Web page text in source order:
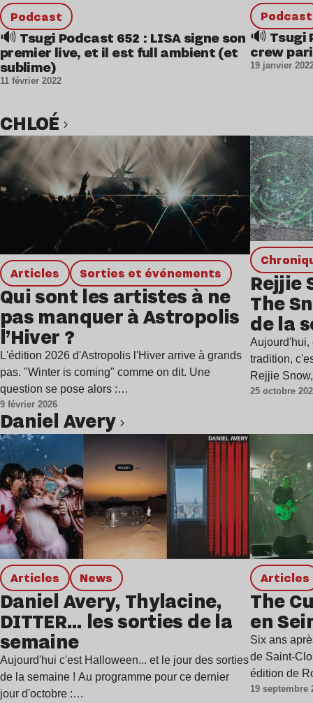
podcast
🔊 Tsugi Podcast 652 : LISA signe son
premier live, et il est full ambient (et
sublime)
11 février 2022
podcast
🔊 Tsugi
crew
19 janvier
CHLOÉ
Articles Sorties et événements
Qui sont les artistes à ne
pas manquer à Astropolis
l’Hiver ?
L'édition 2026 d'Astropolis l'Hiver arrive à grands
pas. "Winter is coming" comme on dit. Une
question se pose alors :…
9 février 2026
Rejjie
The
de la
Aujourd'hui,
tradition,
Rejjie
25 octobre
Lire l’article
Daniel Avery
Articles news
Daniel Avery, Thylacine,
DITTER… les sorties de la
semaine
Aujourd'hui c'est Halloween... et le jour des sorties
de la semaine ! Au programme pour ce dernier
jour d'octobre :…
Articles
The
en
Six ans
de Saint-
édition de
19 septembre
Lire l’article